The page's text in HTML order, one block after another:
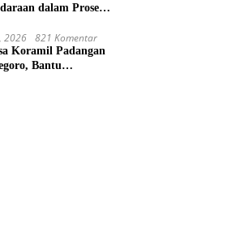
dalam Prosesi
2026 821 Komentar
Koramil Padangan
Bantu